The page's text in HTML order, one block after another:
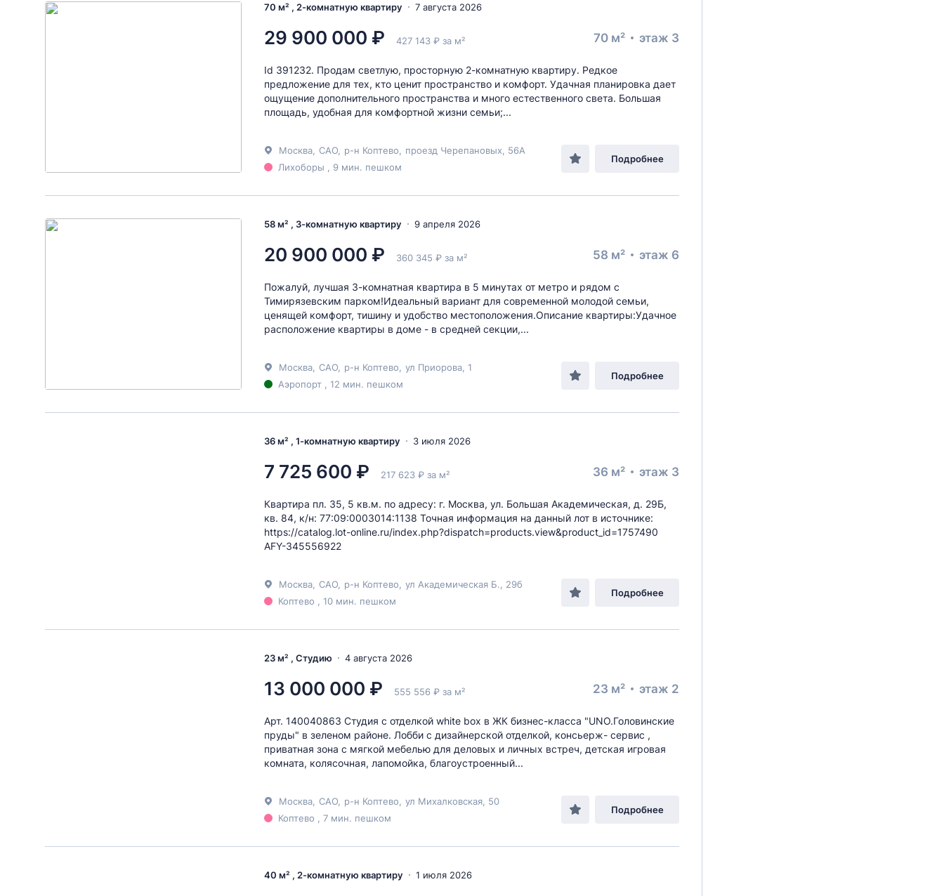
70 м² , 2-комнатную квартиру 7 августа 2026
29 900 000 ₽ 427 143 ₽ за м² 70 м² этаж 3
Id 391232. Продам светлую, просторную 2-комнатную квартиру. Редкое
предложение для тех, кто ценит пространство и комфорт. Удачная планировка дает
ощущение дополнительного пространства и много естественного света. Большая
площадь, удобная для комфортной жизни семьи;...
Москва САО р-н Коптево проезд Черепановых , 56А
Лихоборы , 9 мин. пешком
Подробнее
58 м² , 3-комнатную квартиру 9 апреля 2026
20 900 000 ₽ 360 345 ₽ за м² 58 м² этаж 6
Пожалуй, лучшая 3-комнатная квартира в 5 минутах от метро и рядом с
Тимирязевским парком!Идеальный вариант для современной молодой семьи,
ценящей комфорт, тишину и удобство местоположения.Описание квартиры:Удачное
расположение квартиры в доме - в средней секции,...
Москва САО р-н Коптево ул Приорова , 1
Аэропорт , 12 мин. пешком
Подробнее
36 м² , 1-комнатную квартиру 3 июля 2026
7 725 600 ₽ 217 623 ₽ за м² 36 м² этаж 3
Квартира пл. 35, 5 кв.м. по адресу: г. Москва, ул. Большая Академическая, д. 29Б,
кв. 84, к/н: 77:09:0003014:1138 Точная информация на данный лот в источнике:
https://catalog.lot-online.ru/index.php?dispatch=products.view&product_id=1757490
AFY-345556922
Москва САО р-н Коптево ул Академическая Б.
, 29б
Коптево , 10 мин. пешком
Подробнее
23 м² , Студию 4 августа 2026
13 000 000 ₽ 555 556 ₽ за м² 23 м² этаж 2
Арт. 140040863 Студия с отделкой white box в ЖК бизнес-класса "UNO.Головинские
пруды" в зеленом районе. Лобби с дизайнерской отделкой, консьерж- сервис ,
приватная зона с мягкой мебелью для деловых и личных встреч, детская игровая
комната, колясочная, лапомойка, благоустроенный...
Москва САО р-н Коптево ул Михалковская , 50
Коптево , 7 мин. пешком
Подробнее
40 м² , 2-комнатную квартиру 1 июля 2026